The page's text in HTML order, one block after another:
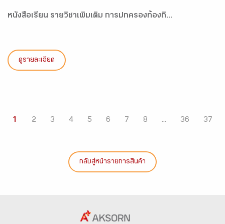
หนังสือเรียน รายวิชาเพิ่มเติม การปกครองท้องถิ...
ดูรายละเอียด
1 2 3 4 5 6 7 8 ... 36 37
กลับสู่หน้ารายการสินค้า